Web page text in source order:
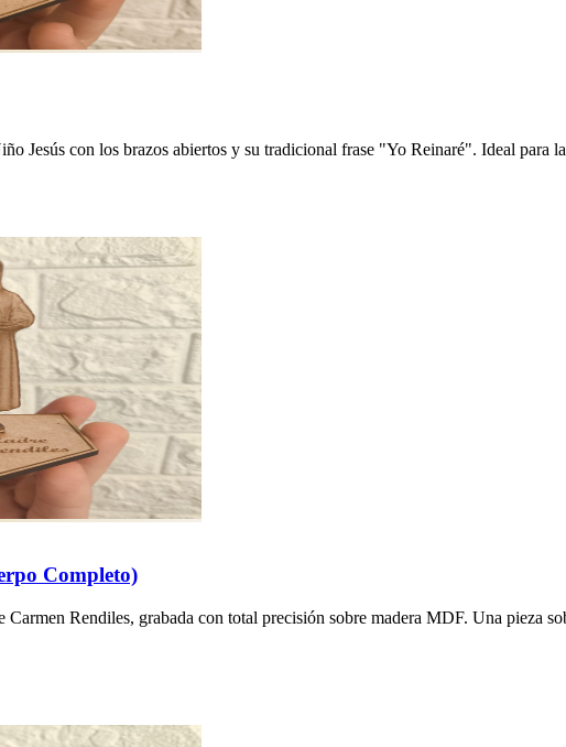
Jesús con los brazos abiertos y su tradicional frase "Yo Reinaré". Ideal para
Completo)
Rendiles, grabada con total precisión sobre madera MDF. Una pieza